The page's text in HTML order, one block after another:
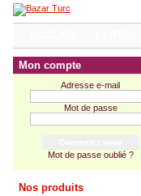
Mon compte
Adresse e-mail
Mot de passe
Mot de passe oublié ?
Nos produits